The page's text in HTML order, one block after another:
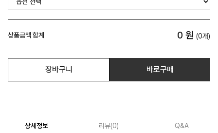
상품금액 합계 0 원 (0개)
장바구니 바로구매
상세정보 리뷰(0) Q&A